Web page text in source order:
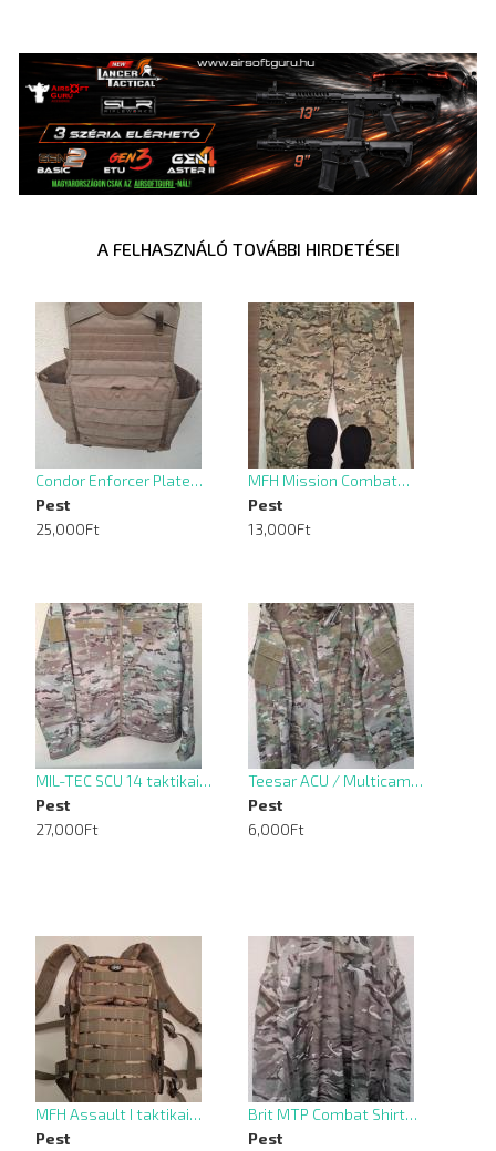
A FELHASZNÁLÓ TOVÁBBI HIRDETÉSEI
Condor Enforcer Plate…
Pest
25,000Ft
MFH Mission Combat…
Pest
13,000Ft
MIL-TEC SCU 14 taktikai…
Pest
27,000Ft
Teesar ACU / Multicam…
Pest
6,000Ft
MFH Assault I taktikai…
Pest
Brit MTP Combat Shirt…
Pest